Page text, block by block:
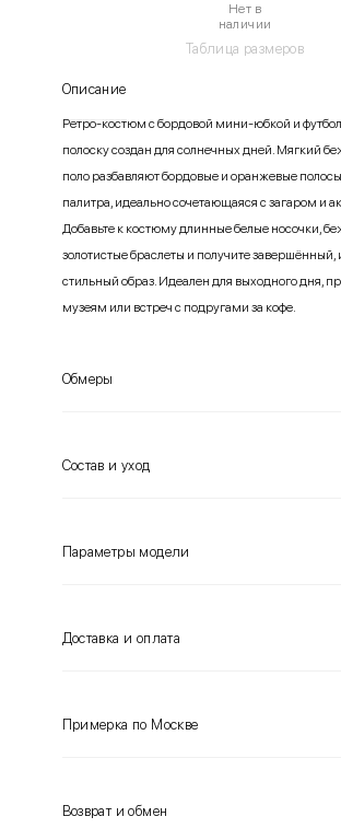
Таблица размеров
Нет в
наличии
Описание
Ретро-костюм с бордовой мини-юбкой и
полоску создан для солнечных дней. Мягкий
поло разбавляют бордовые и оранжевые
палитра, идеально сочетающаяся с загаром и
Добавьте к костюму длинные белые носочки,
золотистые браслеты и получите завершённый,
стильный образ. Идеален для выходного дня,
музеям или встреч с подругами за кофе.
Обмеры
Состав и уход
Параметры модели
Доставка и оплата
Примерка по Москве
Возврат и обмен